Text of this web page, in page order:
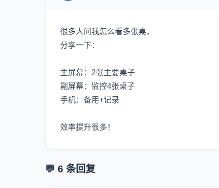
很多人问我怎么看多张桌，
分享一下：
主屏幕：2张主要桌子
副屏幕：监控4张桌子
手机：备用+记录
效率提升很多！
💬 6 条回复